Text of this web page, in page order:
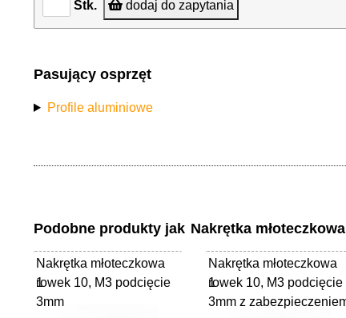
Stk. dodaj do zapytania
Pasujący osprzęt
Profile aluminiowe
Podobne produkty jak Nakrętka
Nakrętka młoteczkowa
rowek 10, M3 podcięcie
3mm
1
Nakrętka młoteczkowa
rowek 10, M3 podcięcie
3mm z
1